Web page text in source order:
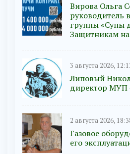
Вирова Ольга
руководитель
группы «Супы
Защитникам
3 августа 2026,
Липовый
директор МУП
2 августа 2026,
Газовое
его